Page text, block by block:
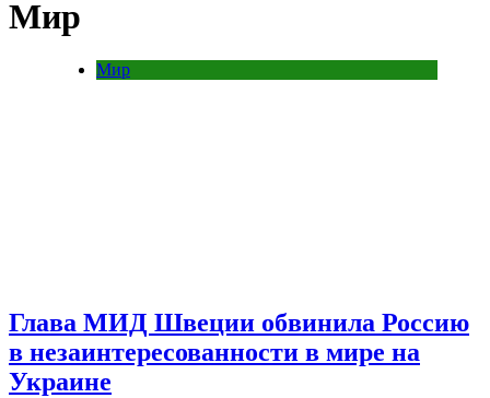
Мир
Мир
Глава МИД Швеции обвинила Россию
в незаинтересованности в мире на
Украине